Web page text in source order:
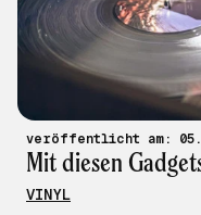
Mit diesen
VINYL